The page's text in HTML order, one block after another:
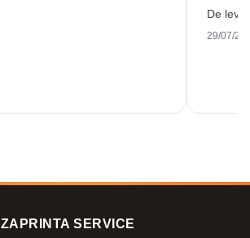
De
29/07/
ZAPRINTA SERVICE